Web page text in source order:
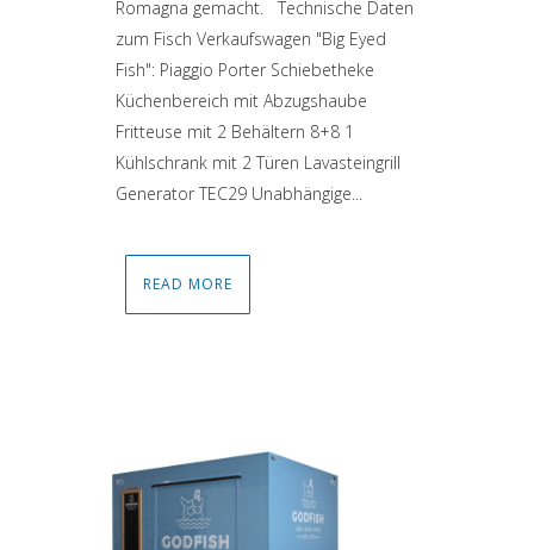
Romagna gemacht. Technische Daten
zum Fisch Verkaufswagen "Big Eyed
Fish": Piaggio Porter Schiebetheke
Küchenbereich mit Abzugshaube
Fritteuse mit 2 Behältern 8+8 1
Kühlschrank mit 2 Türen Lavasteingrill
Generator TEC29 Unabhängige...
READ MORE